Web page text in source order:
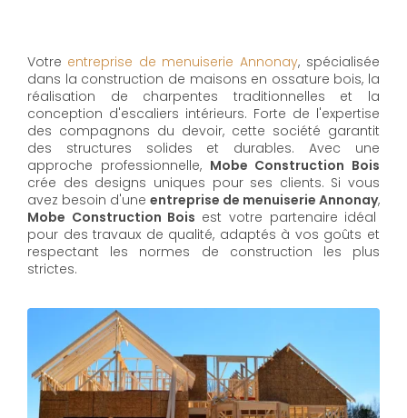
Votre entreprise de menuiserie Annonay, spécialisée
dans la construction de maisons en ossature bois, la
réalisation de charpentes traditionnelles et la
conception d'escaliers intérieurs. Forte de l'expertise
des compagnons du devoir, cette société garantit
des structures solides et durables. Avec une
approche professionnelle, Mobe Construction Bois
crée des designs uniques pour ses clients. Si vous
avez besoin d'une entreprise de menuiserie Annonay,
Mobe Construction Bois est votre partenaire idéal
pour des travaux de qualité, adaptés à vos goûts et
respectant les normes de construction les plus
strictes.